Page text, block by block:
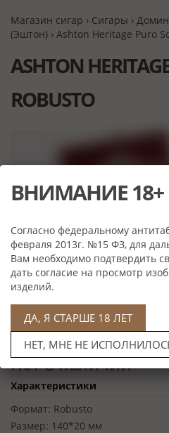
Магазин сигар › Сигары ›
(Эштон) › Ashton Heritage Puro
ASHTON
ROBUSTO
Нет в наличии
Характеристики
Формат: Robusto
Размер: 140*20 мм
ВНИМАНИЕ 18+
Согласно федеральному
февраля 2013г. №15 ФЗ, для
Вам необходимо подтвердить
дать согласие на просмотр
изделий.
ДА, Я СТАРШЕ 18 ЛЕТ
НЕТ, МНЕ НЕ